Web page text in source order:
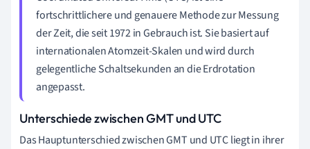
fortschrittlichere und genauere Methode zur Messung
der Zeit, die seit 1972 in Gebrauch ist. Sie basiert auf
internationalen Atomzeit-Skalen und wird durch
gelegentliche Schaltsekunden an die Erdrotation
angepasst.
Unterschiede zwischen GMT und UTC
Das Hauptunterschied zwischen GMT und UTC liegt in ihrer